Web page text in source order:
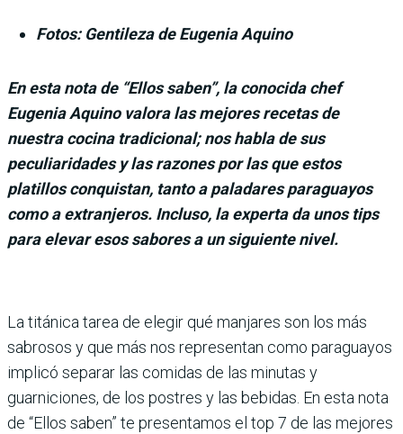
Fotos: Gentileza de Eugenia Aquino
En esta nota de “Ellos saben”, la conocida chef
Eugenia Aquino valora las mejores recetas de
nuestra cocina tradicional; nos habla de sus
peculiaridades y las razones por las que estos
platillos conquistan, tanto a paladares paraguayos
como a extranjeros. Incluso, la experta da unos tips
para elevar esos sabores a un siguiente nivel.
La titánica tarea de elegir qué manjares son los más
sabrosos y que más nos representan como paraguayos
implicó separar las comidas de las minutas y
guarniciones, de los postres y las bebidas. En esta nota
de “Ellos saben” te presentamos el top 7 de las mejores